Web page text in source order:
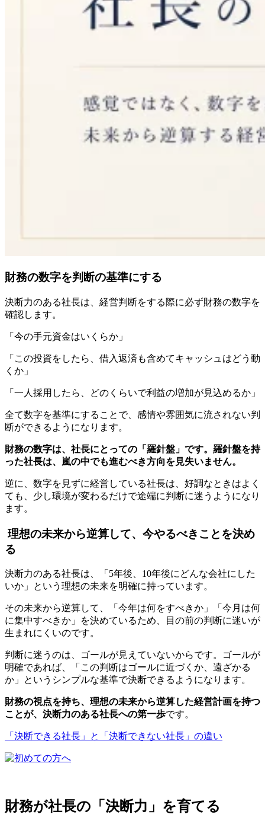
財務の数字を判断の基準にする
決断力のある社長は、経営判断をする際に必ず財務の数字を
確認します。
「今の手元資金はいくらか」
「この投資をしたら、借入返済も含めてキャッシュはどう動
くか」
「一人採用したら、どのくらいで利益の増加が見込めるか」
全て数字を基準にすることで、感情や雰囲気に流されない判
断ができるようになります。
財務の数字は、社長にとっての「羅針盤」です。羅針盤を持
った社長は、嵐の中でも進むべき方向を見失いません。
逆に、数字を見ずに経営している社長は、好調なときはよく
ても、少し環境が変わるだけで途端に判断に迷うようになり
ます。
理想の未来から逆算して、今やるべきことを決め
る
決断力のある社長は、「5年後、10年後にどんな会社にした
いか」という理想の未来を明確に持っています。
その未来から逆算して、「今年は何をすべきか」「今月は何
に集中すべきか」を決めているため、目の前の判断に迷いが
生まれにくいのです。
判断に迷うのは、ゴールが見えていないからです。ゴールが
明確であれば、「この判断はゴールに近づくか、遠ざかる
か」というシンプルな基準で決断できるようになります。
財務の視点を持ち、理想の未来から逆算した経営計画を持つ
ことが、決断力のある社長への第一歩です。
「決断できる社長」と「決断できない社長」の違い
財務が社長の「決断力」を育てる